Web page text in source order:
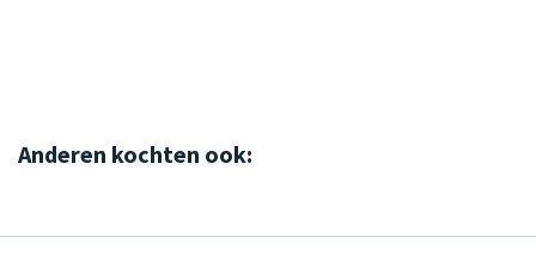
Anderen kochten ook: